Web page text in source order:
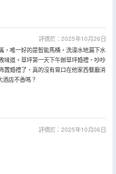
評價於：2025年10月26日
，唯一好的是智能馬桶，洗澡水地漏下水
味道。草坪第一天下午辦草坪婚禮，吵吵
置婚禮了，真的沒有胃口在他家西餐廳消
店不香嗎？
評價於：2025年10月06日